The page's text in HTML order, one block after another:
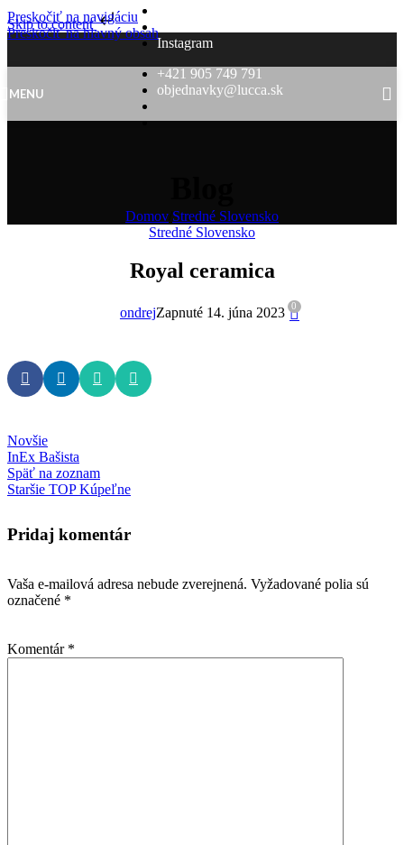
Skip to content
Preskočiť na navigáciu
Preskočiť na hlavný obsah
Instagram
+421 905 749 791
objednavky@lucca.sk
MENU
Domov Stredné Slovensko
Stredné Slovensko
Royal ceramica
ondrejZapnuté 14. júna 2023 0
Novšie
InEx Bašista
Späť na zoznam
Staršie TOP Kúpeľne
Pridaj komentár
Vaša e-mailová adresa nebude zverejnená. Vyžadované polia sú
označené *
Komentár *